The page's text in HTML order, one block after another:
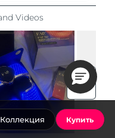
Коллекция Купить